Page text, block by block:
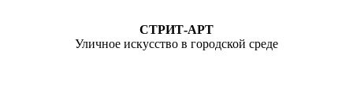
СТРИТ-АРТ
Уличное искусство в городской среде